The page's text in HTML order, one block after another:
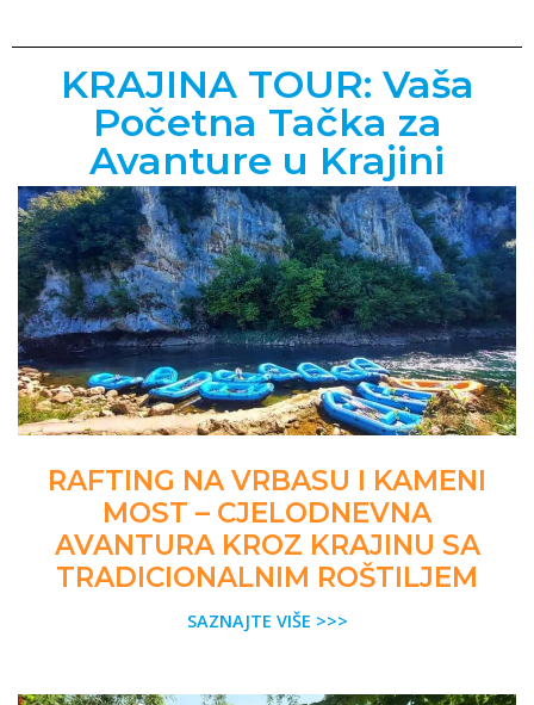
KRAJINA TOUR: Vaša
Početna Tačka za
Avanture u Krajini
RAFTING NA VRBASU I KAMENI
MOST – CJELODNEVNA
AVANTURA KROZ KRAJINU SA
TRADICIONALNIM ROŠTILJEM
SAZNAJTE VIŠE >>>